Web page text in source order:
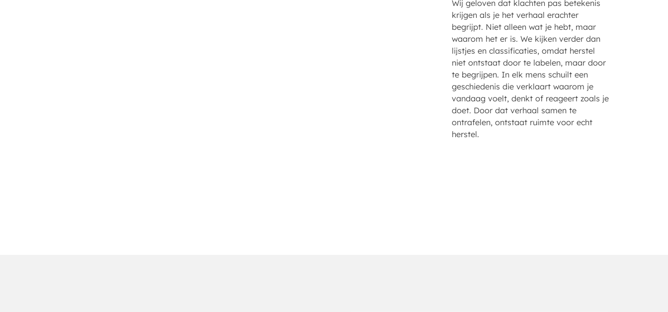
Wij geloven dat klachten pas betekenis
krijgen als je het verhaal erachter
begrijpt. Niet alleen wat je hebt, maar
waarom het er is. We kijken verder dan
lijstjes en classificaties, omdat herstel
niet ontstaat door te labelen, maar door
te begrijpen. In elk mens schuilt een
geschiedenis die verklaart waarom je
vandaag voelt, denkt of reageert zoals je
doet. Door dat verhaal samen te
ontrafelen, ontstaat ruimte voor echt
herstel.